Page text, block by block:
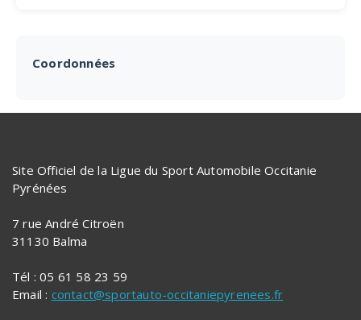
Coordonnées
Site Officiel de la Ligue du Sport Automobile Occitanie
Pyrénées
7 rue André Citroën
31130 Balma
Tél : 05 61 58 23 59
Email : contact@sportauto-occitaniepyrenees.fr